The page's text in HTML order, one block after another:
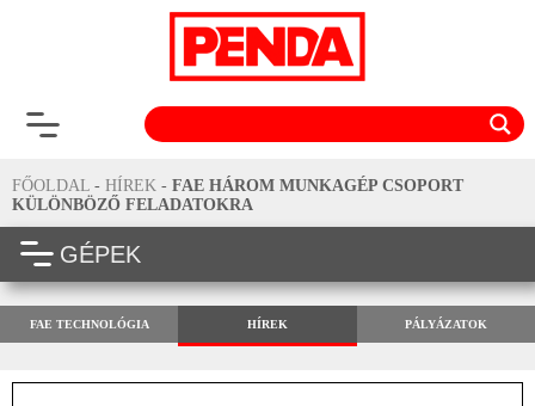
FŐOLDAL - HÍREK - FAE HÁROM MUNKAGÉP CSOPORT
KÜLÖNBÖZŐ FELADATOKRA
GÉPEK
FAE TECHNOLÓGIA HÍREK PÁLYÁZATOK